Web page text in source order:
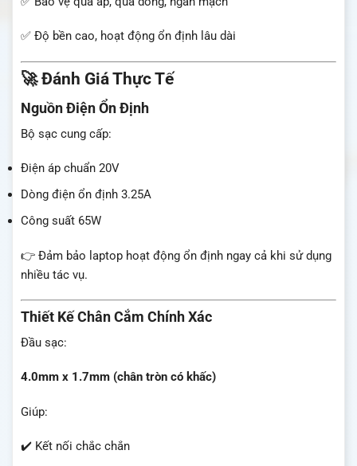
✅ Độ bền cao, hoạt động ổn định lâu dài
🚀 Đánh Giá Thực Tế
Nguồn Điện Ổn Định
Bộ sạc cung cấp:
Điện áp chuẩn 20V
Dòng điện ổn định 3.25A
Công suất 65W
👉 Đảm bảo laptop hoạt động ổn định ngay cả khi sử dụng
nhiều tác vụ.
Thiết Kế Chân Cắm Chính Xác
Đầu sạc:
4.0mm x 1.7mm (chân tròn có khấc)
Giúp:
✔️ Kết nối chắc chắn